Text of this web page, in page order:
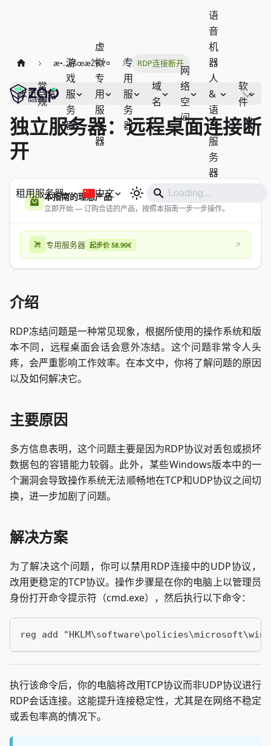
常
规
游
戏
服
务
器
虚
拟
专
用
服
务
器
专
用
服
务
器
域
名
网
络
空
间
语
音
机
器
人
&
语
音
服
务
器
软
件
租用服务器 中文
æ•…éšœæŽ’é™¤ RDP连接断开
本页总览
独立服务器：远程桌面连接断
开
本指南的理想产品
立即开始 — 订购合适的产品，按照本指南一步一步操作。
专用服务器 起步价 58.90€
介绍
RDP冻结问题是一种常见现象，根据所使用的操作系统和版
本不同，远程桌面会话会意外冻结。这个问题非常令人头
疼，会严重影响工作效率。在本文中，你将了解问题的原因
以及如何解决它。
主要原因
多方信息表明，这个问题主要是因为RDP协议对丢包或损坏
数据包的容错能力较弱。此外，某些Windows版本中的一
个漏洞会导致操作系统无法顺畅地在TCP和UDP协议之间切
换，进一步加剧了问题。
解决方案
为了解决这个问题，你可以禁用RDP连接中的UDP协议，
改用更稳定的TCP协议。操作步骤是在你的电脑上以管理员
身份打开命令提示符（cmd.exe），然后执行以下命令：
reg add
执行该命令后，你的电脑将改用TCP协议而非UDP协议进行
RDP会话连接。这能提升连接稳定性，尤其是在网络不稳定
或丢包率高的情况下。